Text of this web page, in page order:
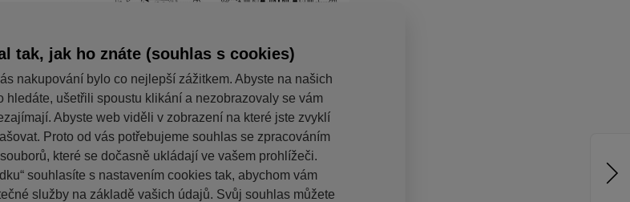
tak, jak ho znáte (souhlas s cookies)
nakupování bylo co nejlepší zážitkem. Abyste na našich
hledáte, ušetřili spoustu klikání a nezobrazovaly se vám
Abyste web viděli v zobrazení na které jste zvyklí
Proto od vás potřebujeme souhlas se zpracováním
které se dočasně ukládají ve vašem prohlížeči.
souhlasíte s nastavením cookies tak, abychom vám
služby na základě vašich údajů. Svůj souhlas můžete